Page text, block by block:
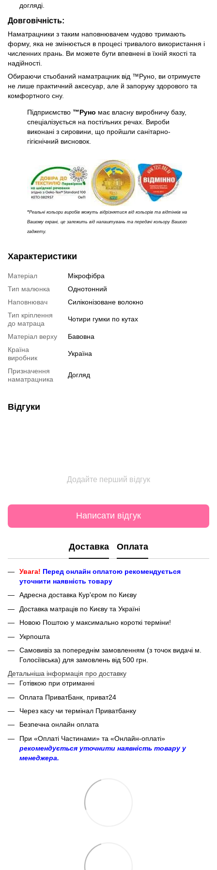
догляді.
Довговічність:
Наматрацники з таким наповнювачем чудово тримають
форму, яка не змінюється в процесі тривалого використання і
численних прань. Ви можете бути впевнені в їхній якості та
надійності.
Обираючи стьобаний наматрацник від ™Руно, ви отримуєте
не лише практичний аксесуар, але й запоруку здорового та
комфортного сну.
Підприємство ™Руно має власну виробничу базу,
спеціалізується на постільних речах. Вироби
виконані з сировини, що пройшли санітарно-
гігієнічний висновок.
*Реальні кольори виробів можуть відрізнятися від кольорів та відтінків на
Вашому екрані, це залежить від налаштувань та передачі кольору Вашого
гаджету.
Характеристики
Матеріал
Мікрофібра
Тип малюнка
Однотонний
Наповнювач
Силіконізоване волокно
Тип кріплення
до матраца
Чотири гумки по кутах
Матеріал верху
Бавовна
Країна
виробник
Україна
Призначення
наматрацника
Догляд
Відгуки
Додайте перший відгук
Написати відгук
Доставка Оплата
Увага! Перед онлайн оплатою рекомендується
уточнити наявність товару
Адресна доставка Кур'єром по Києву
Доставка матраців по Києву та Україні
Новою Поштою у максимально короткі терміни!
Укрпошта
Самовивіз за попереднім замовленням (з точок видачі м.
Голосіївська) для замовлень від 500 грн.
Детальніша інформація про доставку
Готівкою при отриманні
Оплата ПриватБанк, приват24
Через касу чи термінал Приватбанку
Безпечна онлайн оплата
При «Оплаті Частинами» та «Онлайн-оплаті»
рекомендується уточнити наявність товару у
менеджера.